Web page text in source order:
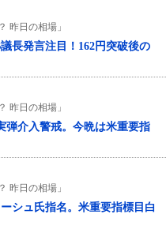
昨日の相場」
長発言注目！162円突破後の
昨日の相場」
弾介入警戒。今晩は米重要指
昨日の相場」
シュ氏指名。米重要指標目白